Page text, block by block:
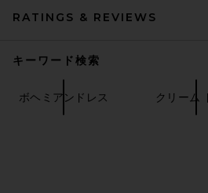
RATINGS & REVIEWS
キーワード検索
ボヘミアンドレス クリーム